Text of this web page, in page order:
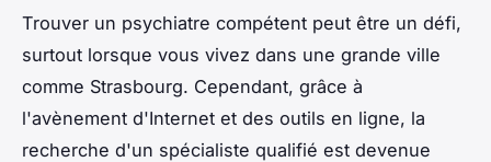
Trouver un psychiatre compétent peut être un défi,
surtout lorsque vous vivez dans une grande ville
comme Strasbourg. Cependant, grâce à
l'avènement d'Internet et des outils en ligne, la
recherche d'un spécialiste qualifié est devenue